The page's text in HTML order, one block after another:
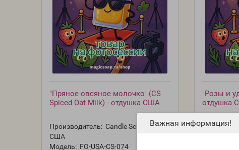
Важная информация!
"Пряное овсяное молочко" (CS
Spiced Oat Milk) - отдушка США
Производитель: Candle Science,
США
Модель: FO-USA-CS-074
"Розы и
отдушка